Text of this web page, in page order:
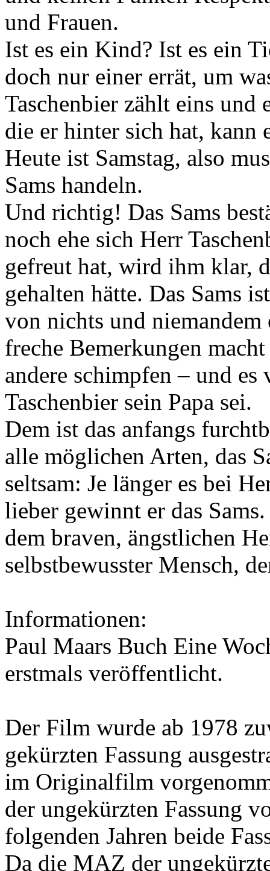
und Frauen.
Ist es ein Kind? Ist es ein
doch nur einer errät, um
Taschenbier zählt eins und
die er hinter sich hat, kann
Heute ist Samstag, also
Sams handeln.
Und richtig! Das Sams
noch ehe sich Herr
gefreut hat, wird ihm klar,
gehalten hätte. Das Sams
von nichts und niemandem
freche Bemerkungen
andere schimpfen – und
Taschenbier sein Papa sei.
Dem ist das anfangs
alle möglichen Arten, das
seltsam: Je länger es bei
lieber gewinnt er das
dem braven, ängstlichen
selbstbewusster Mensch,
Informationen:
Paul Maars Buch Eine
erstmals veröffentlicht.
Der Film wurde ab 1978
gekürzten Fassung
im Originalfilm
der ungekürzten Fassung
folgenden Jahren beide
Da die MAZ der